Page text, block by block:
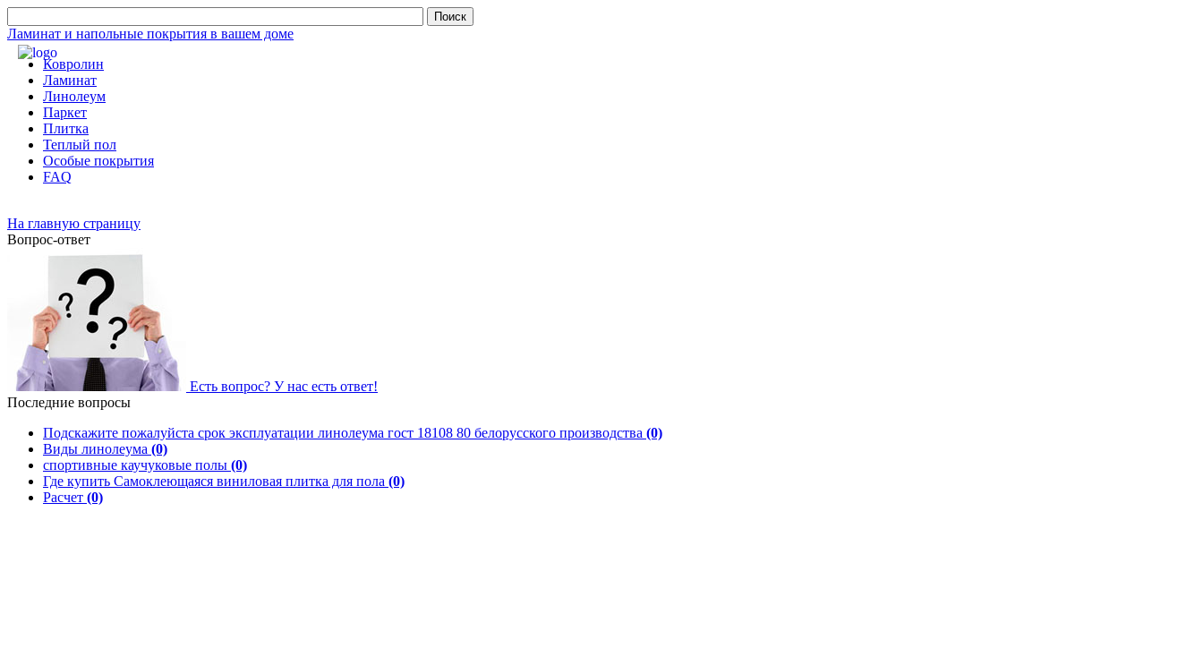
Ламинат и напольные покрытия в вашем доме
Ковролин
Ламинат
Линолеум
Паркет
Плитка
Теплый пол
Особые покрытия
FAQ
На главную страницу
Вопрос-ответ
Есть вопрос? У нас есть ответ!
Последние вопросы
Подскажите пожалуйста срок эксплуатации линолеума гост 18108 80 белорусского производства (0)
Виды линолеума (0)
спортивные каучуковые полы (0)
Где купить Самоклеющаяся виниловая плитка для пола (0)
Расчет (0)